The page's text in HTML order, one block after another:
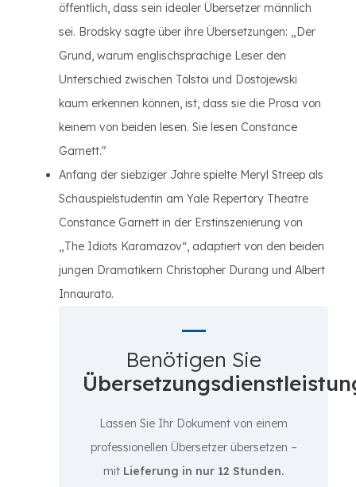
öffentlich, dass sein idealer Übersetzer männlich
sei. Brodsky sagte über ihre Übersetzungen: „Der
Grund, warum englischsprachige Leser den
Unterschied zwischen Tolstoi und Dostojewski
kaum erkennen können, ist, dass sie die Prosa von
keinem von beiden lesen. Sie lesen Constance
Garnett."
Anfang der siebziger Jahre spielte Meryl Streep als
Schauspielstudentin am Yale Repertory Theatre
Constance Garnett in der Erstinszenierung von
„The Idiots Karamazov“, adaptiert von den beiden
jungen Dramatikern Christopher Durang und Albert
Innaurato.
Benötigen Sie
Lassen Sie Ihr Dokument von einem
professionellen Übersetzer übersetzen –
mit Lieferung in nur 12 Stunden.